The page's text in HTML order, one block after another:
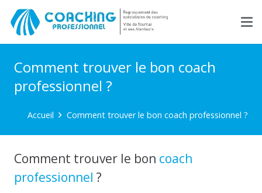
Comment trouver le bon coach
professionnel ?
Accueil Comment trouver le bon coach professionnel ?
Comment trouver le bon coach
professionnel ?